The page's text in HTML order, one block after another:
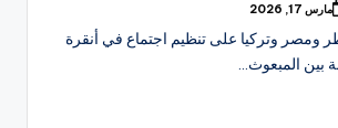
مارس 17, 2026
وتركيا على تنظيم اجتماع في أنقرة
بين المبعوث…